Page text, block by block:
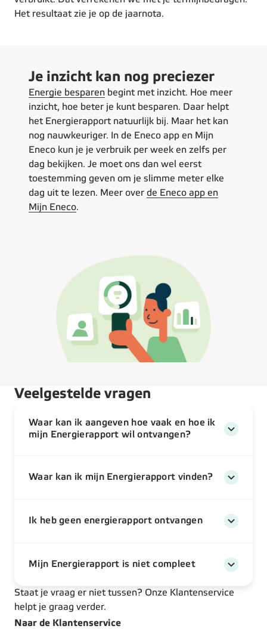
Het resultaat zie je op de jaarnota.
Je inzicht kan nog preciezer
Energie besparen begint met inzicht. Hoe meer
inzicht, hoe beter je kunt besparen. Daar helpt
het Energierapport natuurlijk bij. Maar het kan
nog nauwkeuriger. In de Eneco app en Mijn
Eneco kun je je verbruik per week en zelfs per
dag bekijken. Je moet ons dan wel eerst
toestemming geven om je slimme meter elke
dag uit te lezen. Meer over de Eneco app en
Mijn Eneco.
Veelgestelde vragen
Waar kan ik aangeven hoe vaak en hoe ik
mijn Energierapport wil ontvangen?
Waar kan ik mijn Energierapport vinden?
Ik heb geen energierapport ontvangen
Mijn Energierapport is niet compleet
Staat je vraag er niet tussen? Onze Klantenservice
helpt je graag verder.
Naar de Klantenservice